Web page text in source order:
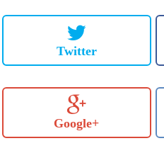
Twitter
Google+